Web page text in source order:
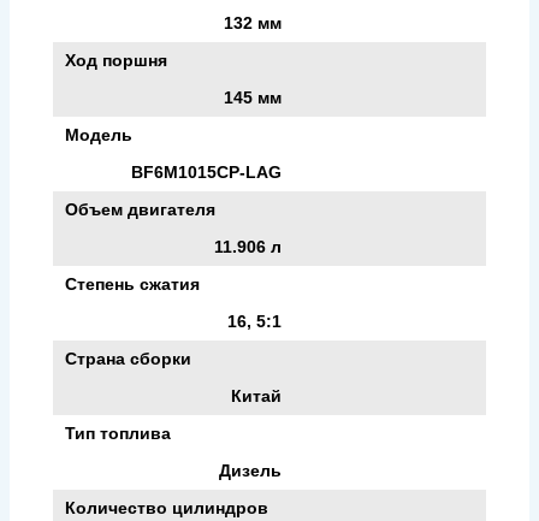
132 мм
Ход поршня
145 мм
Модель
BF6M1015CP-LAG
Объем двигателя
11.906 л
Степень сжатия
16, 5:1
Страна сборки
Китай
Тип топлива
Дизель
Количество цилиндров